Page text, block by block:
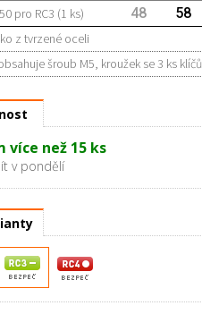
pro RC3 (1 ks) 48 58
z tvrzené oceli
šroub M5, kroužek se 3 ks klíčů
více než 15 ks
v pondělí